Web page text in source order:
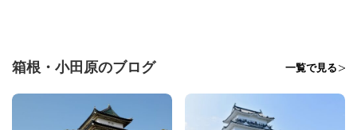
箱根・小田原のブログ 一覧で見る